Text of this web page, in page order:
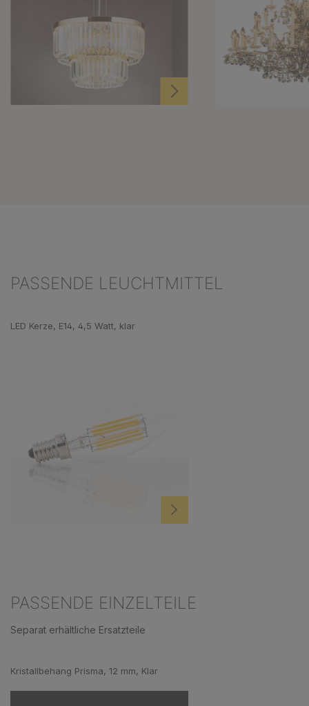
PASSENDE LEUCHTMITTEL
LED Kerze, E14, 4,5 Watt, klar
PASSENDE EINZELTEILE
Separat erhältliche Ersatzteile
Kristallbehang Prisma, 12 mm, Klar